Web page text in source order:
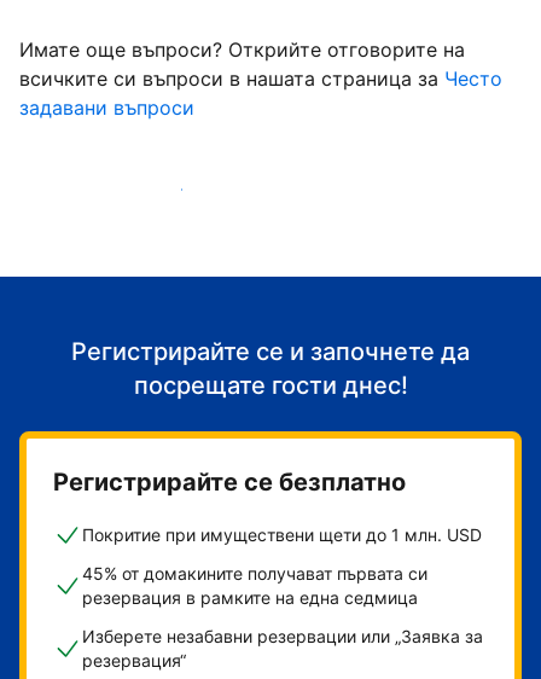
Имате още въпроси? Открийте отговорите на
всичките си въпроси в нашата страница за Често
задавани въпроси
Започнете да приемате гости
Регистрирайте се и започнете да
посрещате гости днес!
Регистрирайте се безплатно
Покритие при имуществени щети до 1 млн. USD
45% от домакините получават първата си
резервация в рамките на една седмица
Изберете незабавни резервации или „Заявка за
резервация“